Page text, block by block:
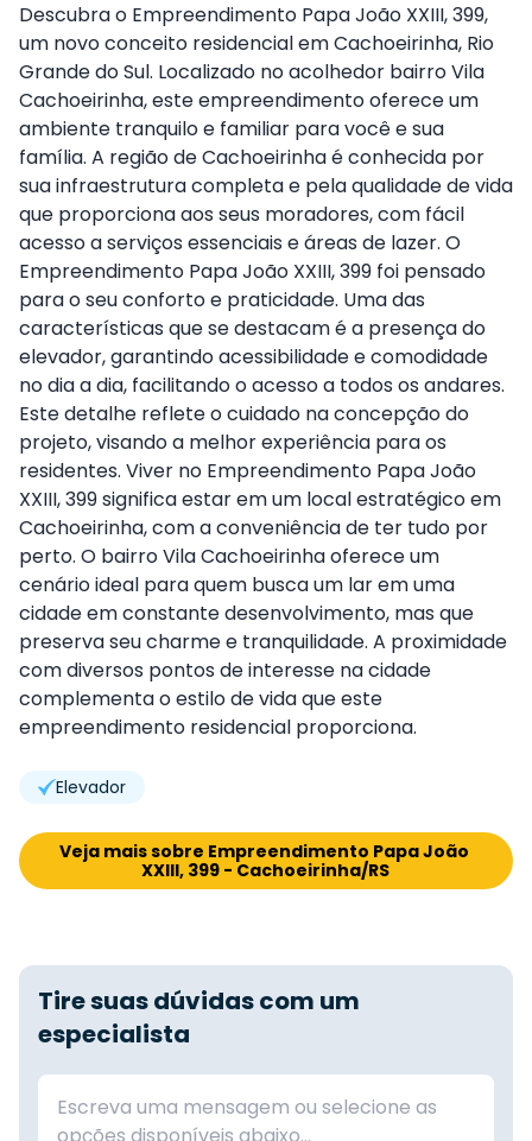
Descubra o Empreendimento Papa João XXIII, 399,
um novo conceito residencial em Cachoeirinha, Rio
Grande do Sul. Localizado no acolhedor bairro Vila
Cachoeirinha, este empreendimento oferece um
ambiente tranquilo e familiar para você e sua
família. A região de Cachoeirinha é conhecida por
sua infraestrutura completa e pela qualidade de vida
que proporciona aos seus moradores, com fácil
acesso a serviços essenciais e áreas de lazer. O
Empreendimento Papa João XXIII, 399 foi pensado
para o seu conforto e praticidade. Uma das
características que se destacam é a presença do
elevador, garantindo acessibilidade e comodidade
no dia a dia, facilitando o acesso a todos os andares.
Este detalhe reflete o cuidado na concepção do
projeto, visando a melhor experiência para os
residentes. Viver no Empreendimento Papa João
XXIII, 399 significa estar em um local estratégico em
Cachoeirinha, com a conveniência de ter tudo por
perto. O bairro Vila Cachoeirinha oferece um
cenário ideal para quem busca um lar em uma
cidade em constante desenvolvimento, mas que
preserva seu charme e tranquilidade. A proximidade
com diversos pontos de interesse na cidade
complementa o estilo de vida que este
empreendimento residencial proporciona.
Elevador
Veja mais sobre Empreendimento Papa João
XXIII, 399 - Cachoeirinha/RS
Tire suas dúvidas com um
especialista